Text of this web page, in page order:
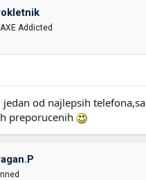
Addicted
jedan od najlepsih
preporucenih